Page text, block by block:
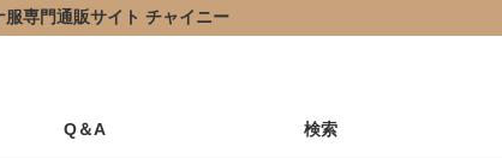
服専門通販サイト チャイニー
Q＆A 検索